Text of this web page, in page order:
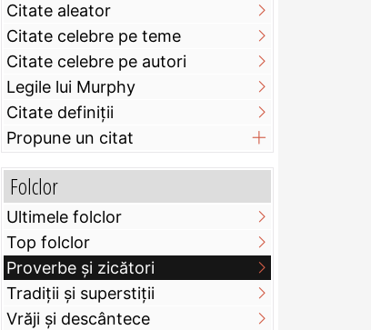
Citate aleator
Citate celebre pe teme
Citate celebre pe autori
Legile lui Murphy
Citate definiţii
Propune un citat
Folclor
Ultimele folclor
Top folclor
Proverbe și zicători
Tradiții și superstiții
Vrăji și descântece